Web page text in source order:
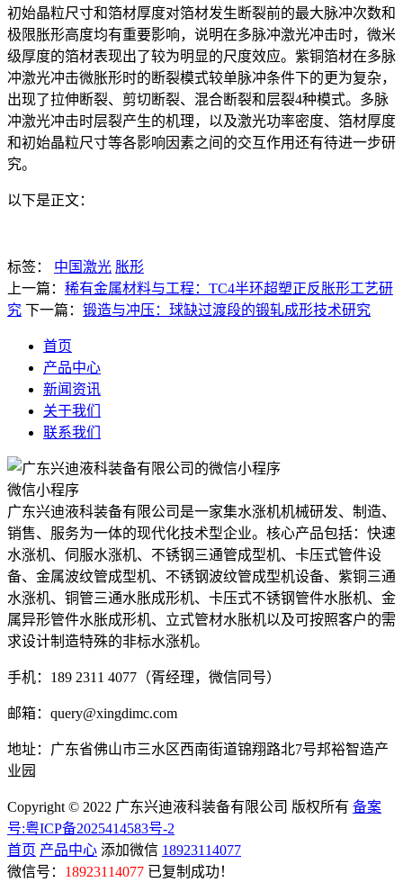
初始晶粒尺寸和箔材厚度对箔材发生断裂前的最大脉冲次数和
极限胀形高度均有重要影响，说明在多脉冲激光冲击时，微米
级厚度的箔材表现出了较为明显的尺度效应。紫铜箔材在多脉
冲激光冲击微胀形时的断裂模式较单脉冲条件下的更为复杂，
出现了拉伸断裂、剪切断裂、混合断裂和层裂4种模式。多脉
冲激光冲击时层裂产生的机理，以及激光功率密度、箔材厚度
和初始晶粒尺寸等各影响因素之间的交互作用还有待进一步研
究。
以下是正文：
标签： 中国激光 胀形
上一篇： 稀有金属材料与工程：TC4半环超塑正反胀形工艺研
究 下一篇： 锻造与冲压：球缺过渡段的锻轧成形技术研究
首页
产品中心
新闻资讯
关于我们
联系我们
微信小程序
广东兴迪液科装备有限公司是一家集水涨机机械研发、制造、
销售、服务为一体的现代化技术型企业。核心产品包括：快速
水涨机、伺服水涨机、不锈钢三通管成型机、卡压式管件设
备、金属波纹管成型机、不锈钢波纹管成型机设备、紫铜三通
水涨机、铜管三通水胀成形机、卡压式不锈钢管件水胀机、金
属异形管件水胀成形机、立式管材水胀机以及可按照客户的需
求设计制造特殊的非标水涨机。
手机：189 2311 4077（胥经理，微信同号）
邮箱：query@xingdimc.com
地址：广东省佛山市三水区西南街道锦翔路北7号邦裕智造产
业园
Copyright © 2022 广东兴迪液科装备有限公司 版权所有 备案
号:粤ICP备2025414583号-2
首页 产品中心 添加微信 18923114077
微信号： 18923114077 已复制成功！